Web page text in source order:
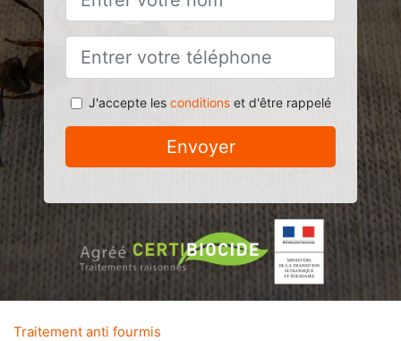
J'accepte les conditionset d'être rappelé
Envoyer
Traitement anti fourmis